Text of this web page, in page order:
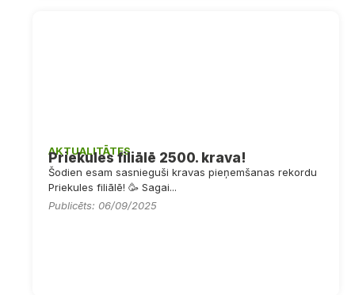
AKTUALITĀTES
Priekules filiālē 2500. krava!
Šodien esam sasnieguši kravas pieņemšanas rekordu
Priekules filiālē! 🥳 Sagai...
Publicēts: 06/09/2025